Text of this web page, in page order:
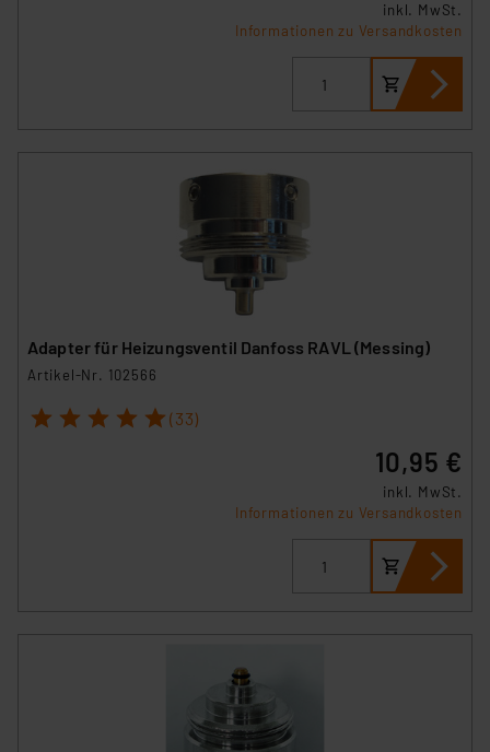
inkl. MwSt.
Informationen zu Versandkosten
Adapter für Heizungsventil Danfoss RAVL (Messing)
Artikel-Nr. 102566
1 2 3 4 5 (33)
10,95 €
inkl. MwSt.
Informationen zu Versandkosten